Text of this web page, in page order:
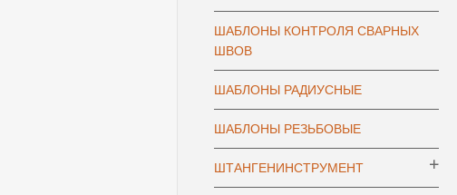
ШАБЛОНЫ КОНТРОЛЯ СВАРНЫХ
ШВОВ
ШАБЛОНЫ РАДИУСНЫЕ
ШАБЛОНЫ РЕЗЬБОВЫЕ
ШТАНГЕНИНСТРУМЕНТ